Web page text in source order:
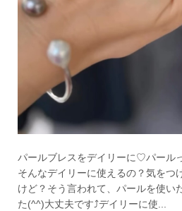
パールブレスをデイリーに♡パール
そんなデイリーに使えるの？気をつ
けど？そう言われて、パールを使い
た(^^)大丈夫です⤴︎デイリーに使...